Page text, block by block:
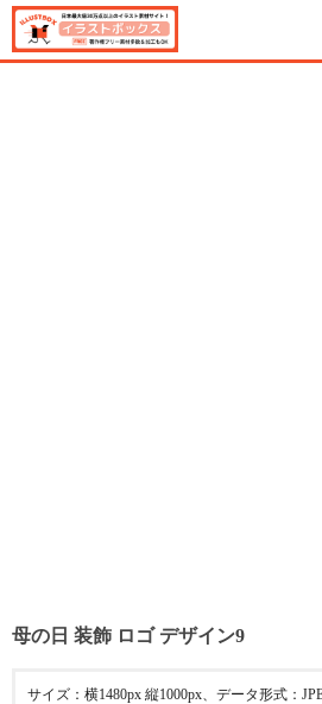
母の日 装飾 ロゴ デザイン9
サイズ：横1480px 縦1000px、データ形式：